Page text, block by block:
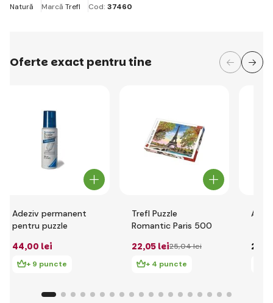
Natură
Marcă Trefl Cod: 37460
Oferte exact pentru tine
Adeziv permanent
pentru puzzle
44,00 lei
+ 9 puncte
Trefl Puzzle
Romantic Paris 500
22,05 lei25,04 lei
+ 4 puncte
20